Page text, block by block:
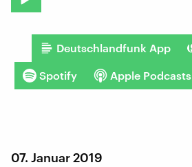
Deutschlandfunk App
Spotify Apple Podcasts
07. Januar 2019